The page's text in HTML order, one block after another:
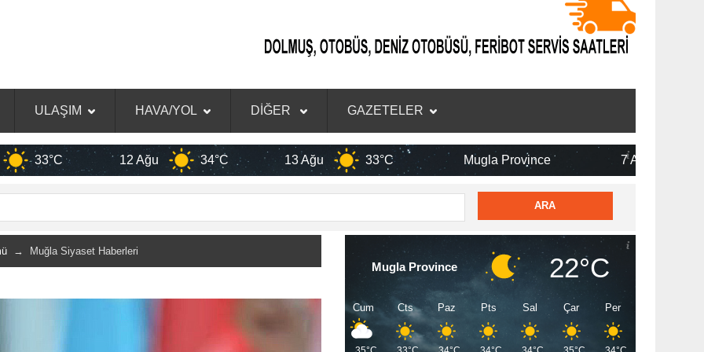
ULAŞIM HAVA/YOL DİĞER GAZETELER
12 Ağu 34°C 13 Ağu 33°C Mugla Province 7 Ağu 35°C
→ Muğla Siyaset Haberleri
Mugla Province 22°C
Cum Cts Paz Pts Sal Çar Per